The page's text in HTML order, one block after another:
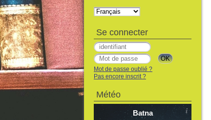
Se connecter
Mot de passe oublié ?
Pas encore inscrit ?
Météo
Batna